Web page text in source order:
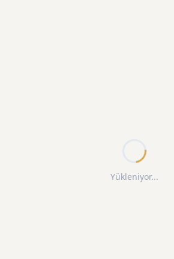
Yükleniyor...